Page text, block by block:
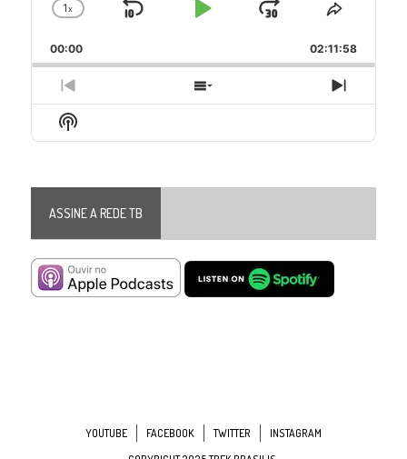
Change
Rate
1x
Skip
Play
Jump
Forward
Share
Episode
00:00 02:11:58
Previous
Episode
Show
Episodes
Next
Episode
Show
Podcast
ASSINE A REDE TB
YOUTUBE FACEBOOK TWITTER
INSTAGRAM